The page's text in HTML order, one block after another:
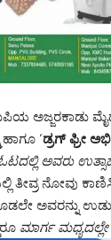
ಅಜ್ಜರಕಾಡು
ಹಾಗೂ ‘ಡ್ರಗ್ ಫ್ರೀ
ಅವರು
ನೋವು
ಅವರನ್ನು
ಮಾರ್ಗ